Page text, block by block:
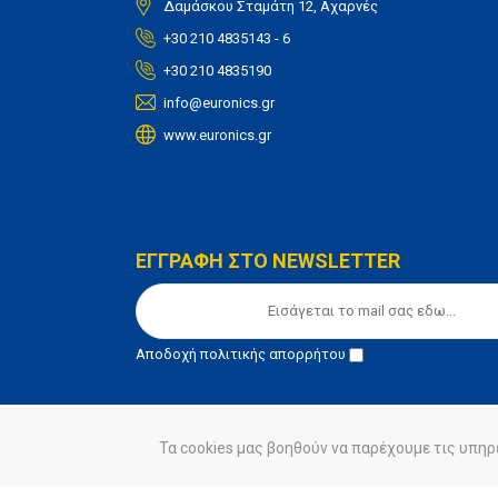
Δαμάσκου Σταμάτη 12, Αχαρνές
+30 210 4835143 - 6
+30 210 4835190
info@euronics.gr
www.euronics.gr
ΕΓΓΡΑΦΗ ΣΤΟ NEWSLETTER
Αποδοχήπολιτικής απορρήτου
© euronics 2020 Όροι Χρήσης Πολιτική
Τα cookies μας βοηθούν να παρέχουμε τις